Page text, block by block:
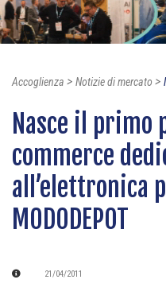
Accoglienza > Notizie di mercato >
Nasce il primo
commerce
all’elettronica
MODODEPOT
21/04/2011